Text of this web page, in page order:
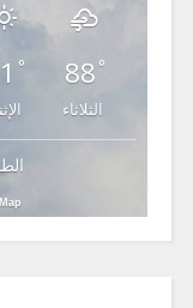
° 88 °
الثلاثاء